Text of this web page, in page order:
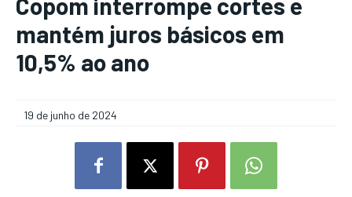
mantém juros básicos em
10,5% ao ano
19 de junho de 2024